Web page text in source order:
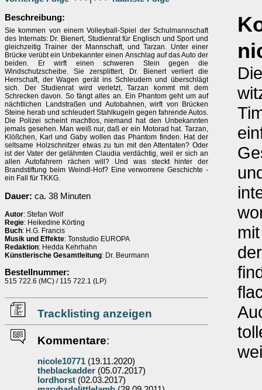
Beschreibung:
Sie kommen von einem Volleyball-Spiel der Schulmannschaft
des Internats: Dr. Bienert, Studienrat für Englisch und Sport und
gleichzeitig Trainer der Mannschaft, und Tarzan. Unter einer
Brücke verübt ein Unbekannter einen Anschlag auf das Auto der
beiden. Er wirft einen schweren Stein gegen die
Windschutzscheibe. Sie zersplittert, Dr. Bienert verliert die
Herrschaft, der Wagen gerät ins Schleudern und überschlägt
sich. Der Studienrat wird verletzt, Tarzan kommt mit dem
Schrecken davon. So fängt alles an. Ein Phantom geht um auf
nächtlichen Landstraßen und Autobahnen, wirft von Brücken
Steine herab und schleudert Stahlkugeln gegen fahrende Autos.
Die Polizei scheint machtlos, niemand hat den Unbekannten
jemals gesehen. Man weiß nur, daß er ein Motorad hat. Tarzan,
Klößchen, Karl und Gaby wollen das Phantom finden. Hat der
seltsame Holzschnitzer etwas zu tun mit den Attentaten? Oder
ist der Vater der gelähmten Claudia verdächtig, weil er sich an
allen Autofahrern rächen will? Und was steckt hinter der
Brandstiftung beim Weindl-Hof? Eine verworrene Geschichte -
ein Fall für TKKG.
Dauer: ca. 38 Minuten
Autor: Stefan Wolf
Regie: Heikedine Körting
Buch: H.G. Francis
Musik und Effekte: Tonstudio EUROPA
Redaktion: Hedda Kehrhahn
Künstlerische Gesamtleitung: Dr. Beurmann
Bestellnummer:
515 722.6 (MC) / 115 722.1 (LP)
Tracklisting anzeigen
Kommentare:
nicole10771 (19.11.2020)
theblackadder (05.07.2017)
lordhorst (02.03.2017)